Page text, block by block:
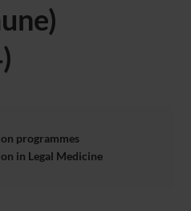
programmes
in Legal Medicine